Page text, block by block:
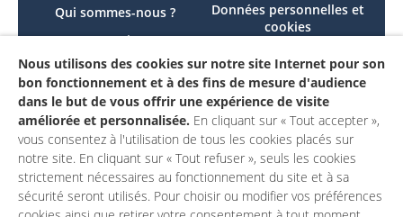
Qui sommes-nous ?
Le projet
Contactez-nous
Mon compte
Données personnelles et
cookies
conforme
Mentions légales
Nous utilisons des cookies sur notre site Internet pour son
bon fonctionnement et à des fins de mesure d'audience
dans le but de vous offrir une expérience de visite
améliorée et personnalisée. En cliquant sur « Tout accepter »,
vous consentez à l'utilisation de tous les cookies placés sur
notre site. En cliquant sur « Tout refuser », seuls les cookies
strictement nécessaires au fonctionnement du site et à sa
sécurité seront utilisés. Pour choisir ou modifier vos préférences